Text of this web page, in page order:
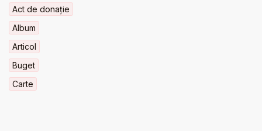
Act de donație
Album
Articol
Buget
Carte